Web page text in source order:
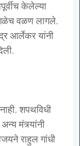
केलेल्या
वळण लागले.
आर्लेकर यांनी
शपथविधी
मंत्र्यांनी
राहुल गांधी